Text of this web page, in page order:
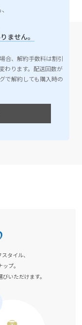
ません。
合、解約手数料は割引
わります。配送回数が
で解約しても購入時の
タイル、
プ。
いただけます。